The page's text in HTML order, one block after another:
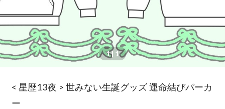
1| 1
< 星歴13夜 > 世みない生誕グッズ 運命結びパーカ
ー